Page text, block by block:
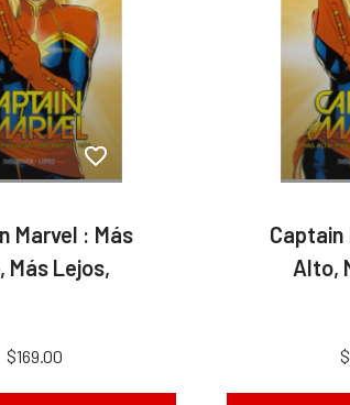
Marvel : Más
Más Lejos,
$169.00
Captain
Alto,